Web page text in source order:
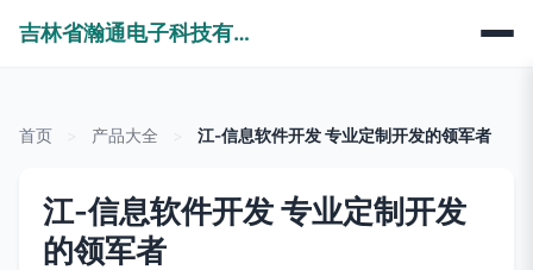
吉林省瀚通电子科技有限公司
首页 产品大全 江-信息软件开发 专业定制开发的领军者
江-信息软件开发 专业定制开发
的领军者